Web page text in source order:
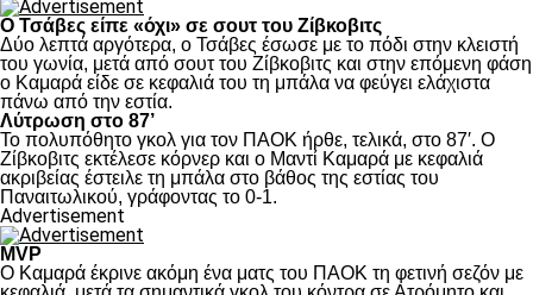
Ο Τσάβες είπε «όχι» σε σουτ του Ζίβκοβιτς
Δύο λεπτά αργότερα, ο Τσάβες έσωσε με το πόδι στην κλειστή
του γωνία, μετά από σουτ του Ζίβκοβιτς και στην επόμενη φάση
ο Καμαρά είδε σε κεφαλιά του τη μπάλα να φεύγει ελάχιστα
πάνω από την εστία.
Λύτρωση στο 87’
Το πολυπόθητο γκολ για τον ΠΑΟΚ ήρθε, τελικά, στο 87′. Ο
Ζίβκοβιτς εκτέλεσε κόρνερ και ο Μαντί Καμαρά με κεφαλιά
ακριβείας έστειλε τη μπάλα στο βάθος της εστίας του
Παναιτωλικού, γράφοντας το 0-1.
Advertisement
MVP
Ο Καμαρά έκρινε ακόμη ένα ματς του ΠΑΟΚ τη φετινή σεζόν με